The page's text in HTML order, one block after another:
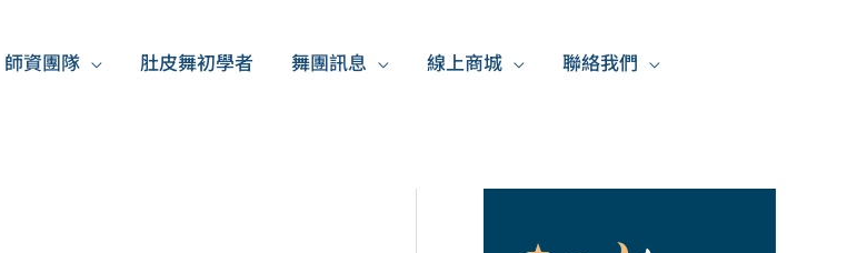
師資團隊 肚皮舞初學者 舞團訊息 線上商城 聯絡我們